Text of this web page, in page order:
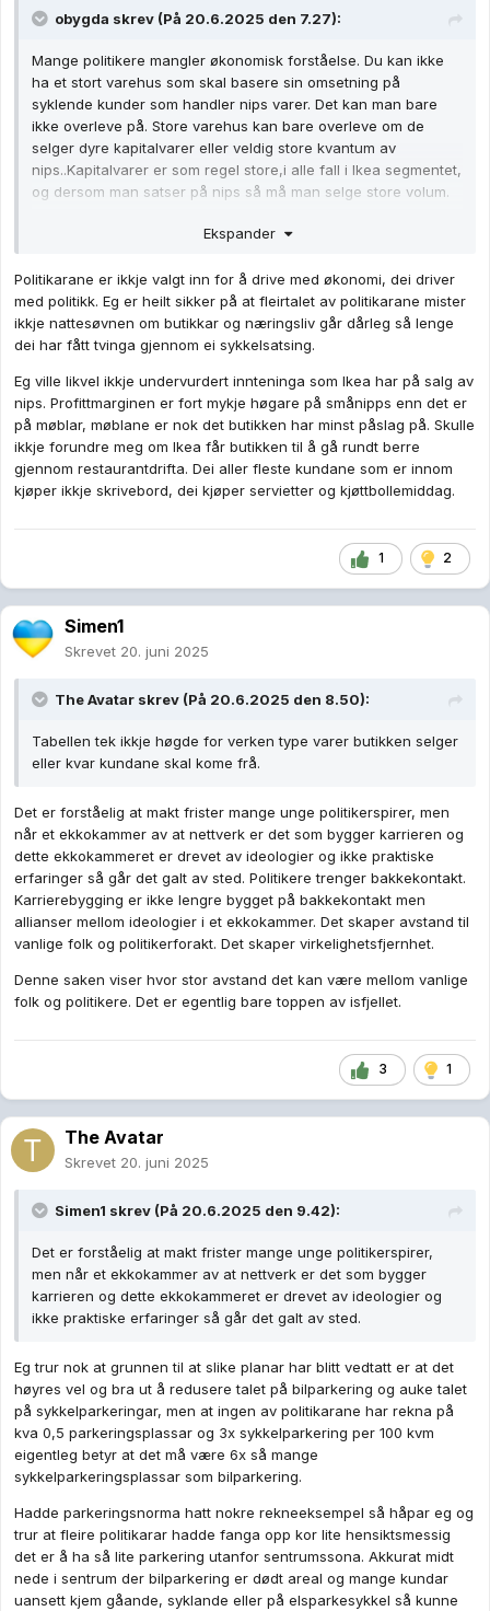
obygda skrev (På 20.6.2025 den 7.27):
Mange politikere mangler økonomisk forståelse. Du kan ikke
ha et stort varehus som skal basere sin omsetning på
syklende kunder som handler nips varer. Det kan man bare
ikke overleve på. Store varehus kan bare overleve om de
selger dyre kapitalvarer eller veldig store kvantum av
nips..Kapitalvarer er som regel store,i alle fall i Ikea segmentet,
og dersom man satser på nips så må man selge store volum.
og saft langs veien har erfart dette. MEN det finnes dessverre
idealistiske politikere som har dratt ned rullegardinen for
økonomiske realiteter dessverre. Jeg forstår rett og slett ikke
hvor lite opplyst enkelte kan være.
Ekspander
Politikarane er ikkje valgt inn for å drive med økonomi, dei driver
med politikk. Eg er heilt sikker på at fleirtalet av politikarane mister
ikkje nattesøvnen om butikkar og næringsliv går dårleg så lenge
dei har fått tvinga gjennom ei sykkelsatsing.
Eg ville likvel ikkje undervurdert innteninga som Ikea har på salg av
nips. Profittmarginen er fort mykje høgare på smånipps enn det er
på møblar, møblane er nok det butikken har minst påslag på. Skulle
ikkje forundre meg om Ikea får butikken til å gå rundt berre
gjennom restaurantdrifta. Dei aller fleste kundane som er innom
kjøper ikkje skrivebord, dei kjøper servietter og kjøttbollemiddag.
1 2
Simen1
Skrevet 20. juni 2025
The Avatar skrev (På 20.6.2025 den 8.50):
Tabellen tek ikkje høgde for verken type varer butikken selger
eller kvar kundane skal kome frå.
Det er forståelig at makt frister mange unge politikerspirer, men
når et ekkokammer av at nettverk er det som bygger karrieren og
dette ekkokammeret er drevet av ideologier og ikke praktiske
erfaringer så går det galt av sted. Politikere trenger bakkekontakt.
Karrierebygging er ikke lengre bygget på bakkekontakt men
allianser mellom ideologier i et ekkokammer. Det skaper avstand til
vanlige folk og politikerforakt. Det skaper virkelighetsfjernhet.
Denne saken viser hvor stor avstand det kan være mellom vanlige
folk og politikere. Det er egentlig bare toppen av isfjellet.
3 1
The Avatar
Skrevet 20. juni 2025
Simen1 skrev (På 20.6.2025 den 9.42):
Det er forståelig at makt frister mange unge politikerspirer,
men når et ekkokammer av at nettverk er det som bygger
karrieren og dette ekkokammeret er drevet av ideologier og
ikke praktiske erfaringer så går det galt av sted.
Eg trur nok at grunnen til at slike planar har blitt vedtatt er at det
høyres vel og bra ut å redusere talet på bilparkering og auke talet
på sykkelparkeringar, men at ingen av politikarane har rekna på
kva 0,5 parkeringsplassar og 3x sykkelparkering per 100 kvm
eigentleg betyr at det må være 6x så mange
sykkelparkeringsplassar som bilparkering.
Hadde parkeringsnorma hatt nokre rekneeksempel så håpar eg og
trur at fleire politikarar hadde fanga opp kor lite hensiktsmessig
det er å ha så lite parkering utanfor sentrumssona. Akkurat midt
nede i sentrum der bilparkering er dødt areal og mange kundar
uansett kjem gåande, syklande eller på elsparkesykkel så kunne